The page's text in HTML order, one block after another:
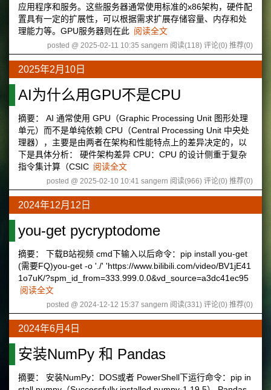
应用程序和服务。这些服务器通常使用标准的x86架构，硬件配
置具有一定的扩展性，可以根据需求扩展存储容量、内存和处
理能力等。GPU服务器则在此 阅读全文
posted @ 2025-02-11 10:35 sangern 阅读(118) 评论(0) 推荐(0)
2025年2月10日
AI为什么用GPU不是CPU
摘要： AI 通常使用 GPU（Graphic Processing Unit 图形处理
单元）而不是单纯依赖 CPU（Central Processing Unit 中央处
理器），主要是由两者在架构和性能特点上的差异决定的，以
下是具体分析： 硬件架构差异 CPU：CPU 的设计侧重于复杂
指令集计算（CSIC 阅读全文
posted @ 2025-02-10 10:41 sangern 阅读(966) 评论(0) 推荐(0)
2024年12月12日
you-get pycryptodome
摘要： 下载B站视频 cmd下输入以后命令：pip install you-get
(需要FQ)you-get -o './' 'https://www.bilibili.com/video/BV1jE41
1o7uK/?spm_id_from=333.999.0.0&vd_source=a3dc41ec95
阅读全文
posted @ 2024-12-12 15:37 sangern 阅读(331) 评论(0) 推荐(0)
2024年6月4日
安装NumPy 和 Pandas
摘要： 安装NumPy：DOS或者 PowerShell下运行命令：pip in